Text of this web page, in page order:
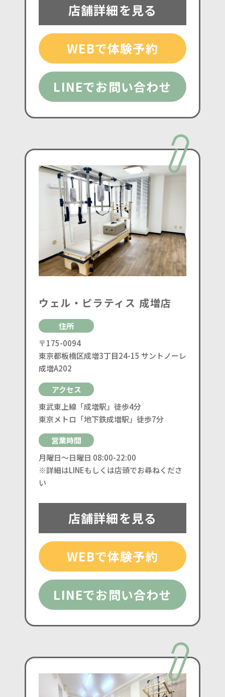
店舗詳細を見る
WEBで体験予約
LINEでお問い合わせ
ウェル・ピラティス 成増店
住所
〒175-0094
東京都板橋区成増3丁目24-15 サントノーレ
成増A202
アクセス
東武東上線「成増駅」徒歩4分
東京メトロ「地下鉄成増駅」徒歩7分
営業時間
月曜日〜日曜日 08:00-22:00
※詳細はLINEもしくは店頭でお尋ねくださ
い
店舗詳細を見る
WEBで体験予約
LINEでお問い合わせ